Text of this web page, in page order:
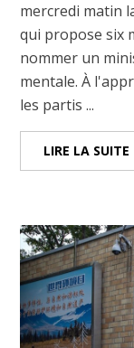
mercredi matin
qui propose six
nommer un
mentale. À
les partis ...
LIRE LA SUITE